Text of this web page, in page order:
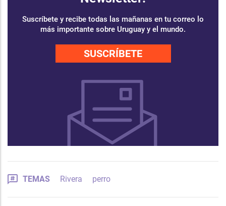
Suscríbete y recibe todas las mañanas en tu correo lo
más importante sobre Uruguay y el mundo.
SUSCRÍBETE
TEMAS Rivera perro